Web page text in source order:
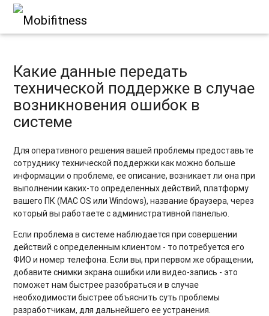
Какие данные передать
технической поддержке в случае
возникновения ошибок в
системе
Для оперативного решения вашей проблемы предоставьте
сотруднику технической поддержки как можно больше
информации о проблеме, ее описание, возникает ли она при
выполнении каких-то определенных действий, платформу
вашего ПК (MAC OS или Windows), название браузера, через
который вы работаете с административной панелью.
Если проблема в системе наблюдается при совершении
действий с определенным клиентом - то потребуется его
ФИО и номер телефона. Если вы, при первом же обращении,
добавите снимки экрана ошибки или видео-запись - это
поможет нам быстрее разобраться и в случае
необходимости быстрее объяснить суть проблемы
разработчикам, для дальнейшего ее устранения.